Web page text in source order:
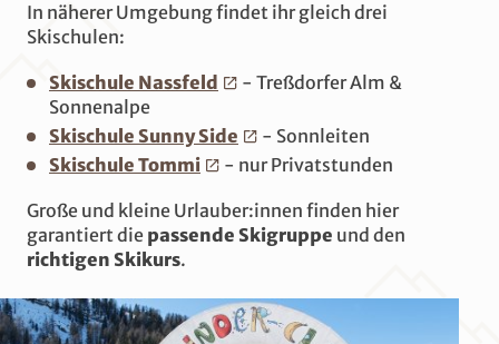
In näherer Umgebung findet ihr gleich drei
Skischulen:
Skischule Nassfeld
- Treßdorfer Alm &
Sonnenalpe
Skischule Sunny Side
- Sonnleiten
Skischule Tommi
- nur Privatstunden
Große und kleine Urlauber:innen finden hier
garantiert die passende Skigruppe und den
richtigen Skikurs.